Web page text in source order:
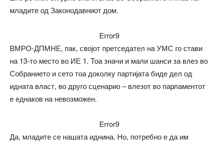
младите од Законодавниот дом.
Error9
ВМРО-ДПМНЕ, пак, својот претседател на УМС го стави
на 13-то место во ИЕ 1. Тоа значи и мали шанси за влез во
Собранието и сето тоа доколку партијата биде дел од
идната власт, во друго сценарио – влезот во парламентот
е еднаков на невозможен.
Error9
Да, младите се нашата иднина. Но, потребно е да им